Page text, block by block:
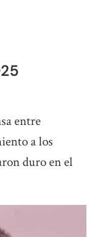
entre
a los
duro en el